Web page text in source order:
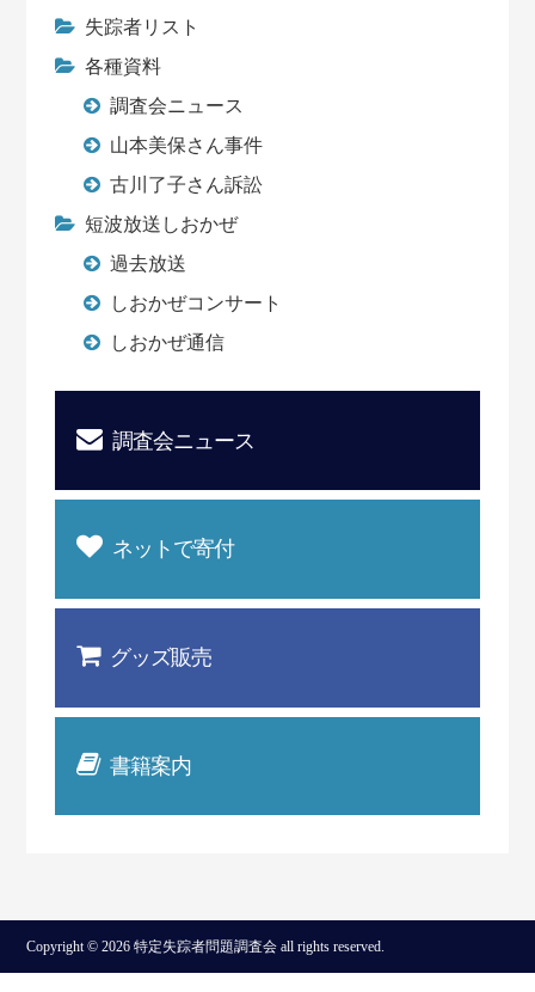
失踪者リスト
各種資料
調査会ニュース
山本美保さん事件
古川了子さん訴訟
短波放送しおかぜ
過去放送
しおかぜコンサート
しおかぜ通信
調査会ニュース
ネットで寄付
グッズ販売
書籍案内
Copyright © 2026 特定失踪者問題調査会 all rights reserved.